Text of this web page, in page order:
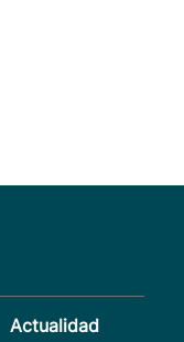
Actualidad